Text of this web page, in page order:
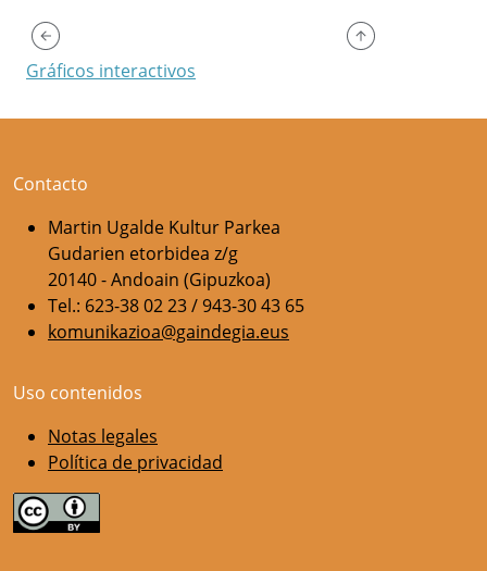
Gráficos interactivos
Contacto
Martin Ugalde Kultur Parkea
Gudarien etorbidea z/g
20140 - Andoain (Gipuzkoa)
Tel.: 623-38 02 23 / 943-30 43 65
komunikazioa@gaindegia.eus
Uso contenidos
Notas legales
Política de privacidad